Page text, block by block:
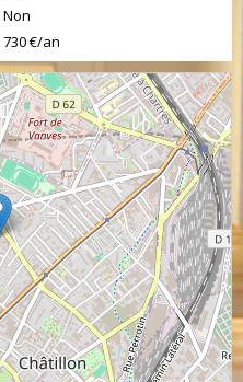
Non
730 €/an